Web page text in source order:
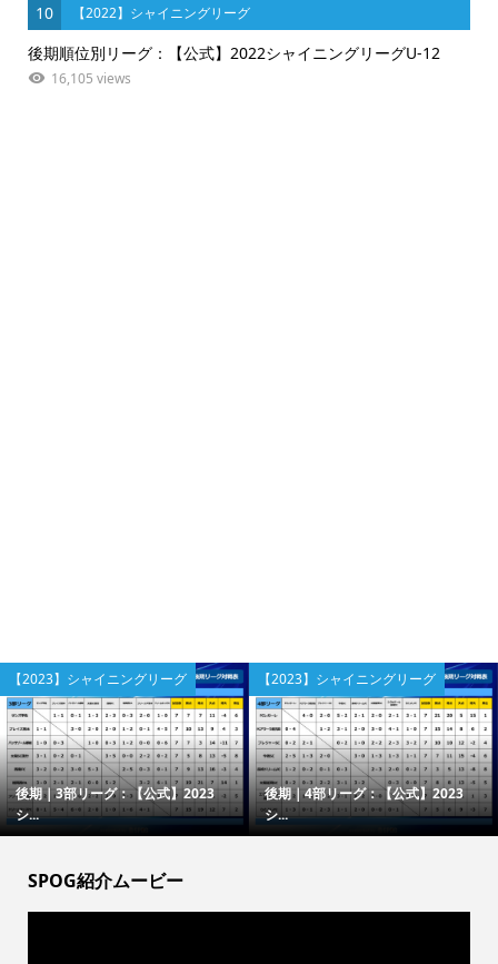
10 【2022】シャイニングリーグ
後期順位別リーグ：【公式】2022シャイニングリーグU-12
16,105 views
【2023】シャイニングリーグ
後期｜3部リーグ：【公式】2023
シ...
【2023】シャイニングリーグ
後期｜4部リーグ：【公式】2023
シ...
SPOG紹介ムービー